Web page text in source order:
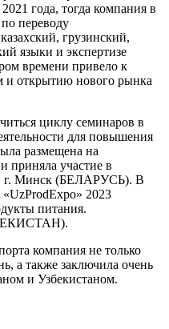
года, тогда компания в
переводу
грузинский,
языки и экспертизе
времени привело к
и открытию нового рынка
циклу семинаров в
для повышения
размещена на
приняла участие в
г. Минск (БЕЛАРУСЬ). В
«UzProdExpo» 2023
питания.
компания не только
а также заключила очень
и Узбекистаном.